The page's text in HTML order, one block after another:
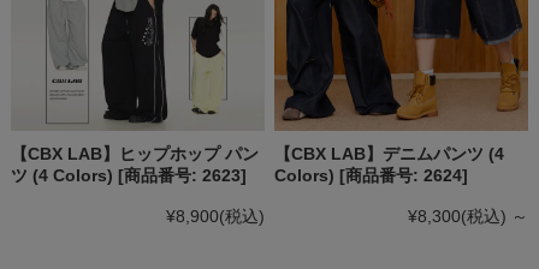
【CBX LAB】ヒップホップ パン
ツ (4 Colors) [商品番号: 2623]
¥8,900(税込)
【CBX LAB】デニムパンツ (4
Colors) [商品番号: 2624]
¥8,300(税込) ～